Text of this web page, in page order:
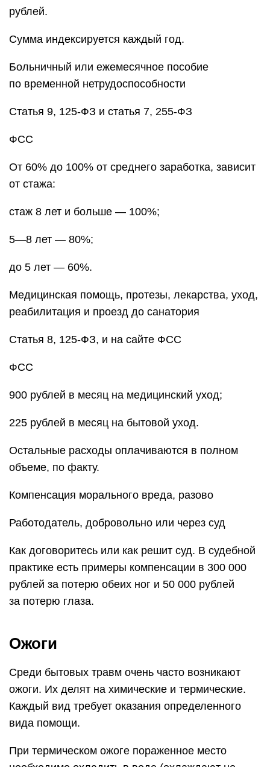
рублей.
Сумма индексируется каждый год.
Больничный или ежемесячное пособие
по временной нетрудоспособности
Статья 9, 125-ФЗ и статья 7, 255-ФЗ
ФСС
От 60% до 100% от среднего заработка, зависит
от стажа:
стаж 8 лет и больше — 100%;
5—8 лет — 80%;
до 5 лет — 60%.
Медицинская помощь, протезы, лекарства, уход,
реабилитация и проезд до санатория
Статья 8, 125-ФЗ, и на сайте ФСС
ФСС
900 рублей в месяц на медицинский уход;
225 рублей в месяц на бытовой уход.
Остальные расходы оплачиваются в полном
объеме, по факту.
Компенсация морального вреда, разово
Работодатель, добровольно или через суд
Как договоритесь или как решит суд. В судебной
практике есть примеры компенсации в 300 000
рублей за потерю обеих ног и 50 000 рублей
за потерю глаза.
Ожоги
Среди бытовых травм очень часто возникают
ожоги. Их делят на химические и термические.
Каждый вид требует оказания определенного
вида помощи.
При термическом ожоге пораженное место